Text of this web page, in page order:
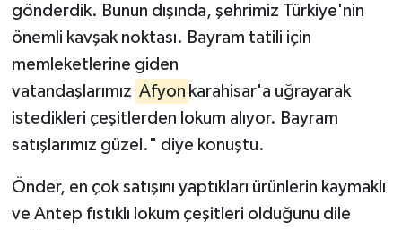
gönderdik. Bunun dışında, şehrimiz Türkiye'nin
önemli kavşak noktası. Bayram tatili için
memleketlerine giden
vatandaşlarımız Afyon karahisar'a uğrayarak
istedikleri çeşitlerden lokum alıyor. Bayram
satışlarımız güzel." diye konuştu.
Önder, en çok satışını yaptıkları ürünlerin kaymaklı
ve Antep fıstıklı lokum çeşitleri olduğunu dile